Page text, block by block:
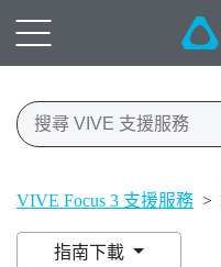
VIVE Focus 3 支援服務 >
指南下載